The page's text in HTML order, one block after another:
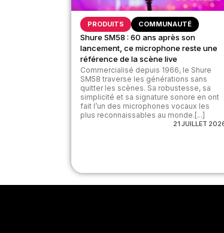
PRODUITS COMMUNAUTÉ
Shure SM58 : 60 ans après son
lancement, ce microphone reste une
référence de la scène live
Commercialisé depuis 1966, le Shure
SM58 traverse les générations sans
quitter les scènes. Sa robustesse, sa
simplicité et sa signature sonore en ont
fait l’un des microphones vocaux les
plus reconnaissables au monde.[...]
21 JUILLET